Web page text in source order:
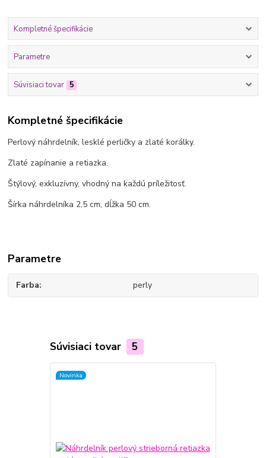
Kompletné špecifikácie
Parametre
Súvisiaci tovar 5
Kompletné špecifikácie
Perlový náhrdelník, lesklé perličky a zlaté korálky.
Zlaté zapínanie a retiazka.
Štýlový, exkluzívny, vhodný na každú príležitosť.
Šírka náhrdelníka 2,5 cm, dĺžka 50 cm.
Parametre
Farba perly
Súvisiaci tovar 5
Novinka